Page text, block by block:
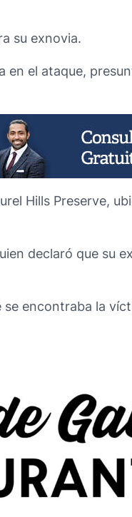
su exnovia.
el ataque,
Hills Preserve,
declaró que su
encontraba la